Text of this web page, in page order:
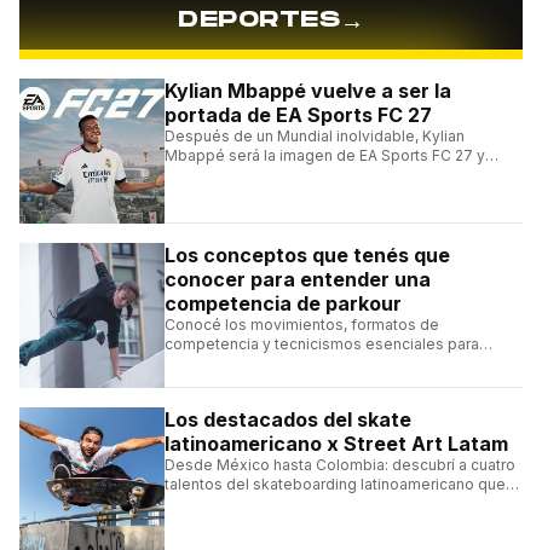
DEPORTES→
Kylian Mbappé vuelve a ser la
portada de EA Sports FC 27
Después de un Mundial inolvidable, Kylian
Mbappé será la imagen de EA Sports FC 27 y
Los conceptos que tenés que
conocer para entender una
competencia de parkour
Conocé los movimientos, formatos de
competencia y tecnicismos esenciales para
Los destacados del skate
latinoamericano x Street Art Latam
Desde México hasta Colombia: descubrí a cuatro
talentos del skateboarding latinoamericano que